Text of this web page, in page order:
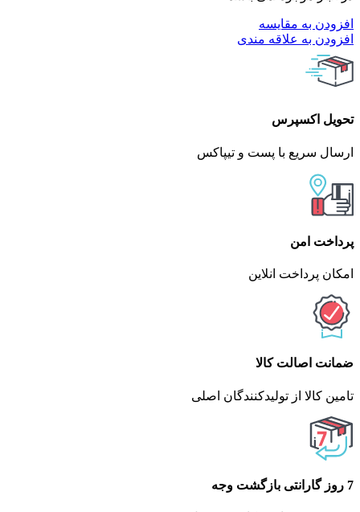
افزودن به مقایسه
افزودن به علاقه مندی
تحویل اکسپرس
ارسال سریع با پست و تیپاکس
پرداخت امن
امکان پرداخت انلاین
ضمانت اصالت کالا
تامین کالا از تولیدکنندگان اصلی
7 روز گارانتی بازگشت وجه